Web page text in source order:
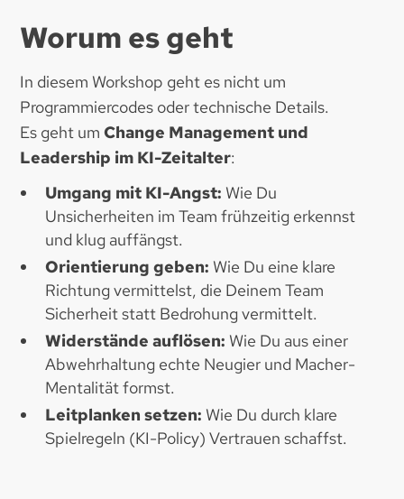
Worum es geht
In diesem Workshop geht es nicht um
Programmiercodes oder technische Details.
Es geht umChange Management und
Leadership im KI-Zeitalter:
Umgang mit KI-Angst: Wie Du
Unsicherheiten im Team frühzeitig erkennst
und klug auffängst.
Orientierung geben: Wie Du eine klare
Richtung vermittelst, die Deinem Team
Sicherheit statt Bedrohung vermittelt.
Widerstände auflösen: Wie Du aus einer
Abwehrhaltung echte Neugier und Macher-
Mentalität formst.
Leitplanken setzen: Wie Du durch klare
Spielregeln (KI-Policy) Vertrauen schaffst.